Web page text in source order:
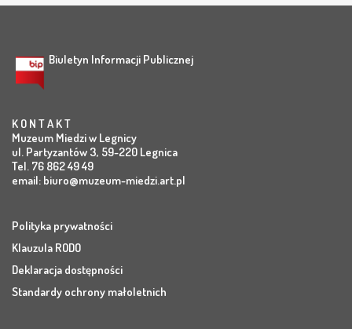
Biuletyn Informacji Publicznej
K O N T A K T
Muzeum Miedzi w Legnicy
ul. Partyzantów 3, 59-220 Legnica
Tel. 76 862 49 49
email: biuro@muzeum-miedzi.art.pl
Polityka prywatności
Klauzula RODO
Deklaracja dostępności
Standardy ochrony małoletnich